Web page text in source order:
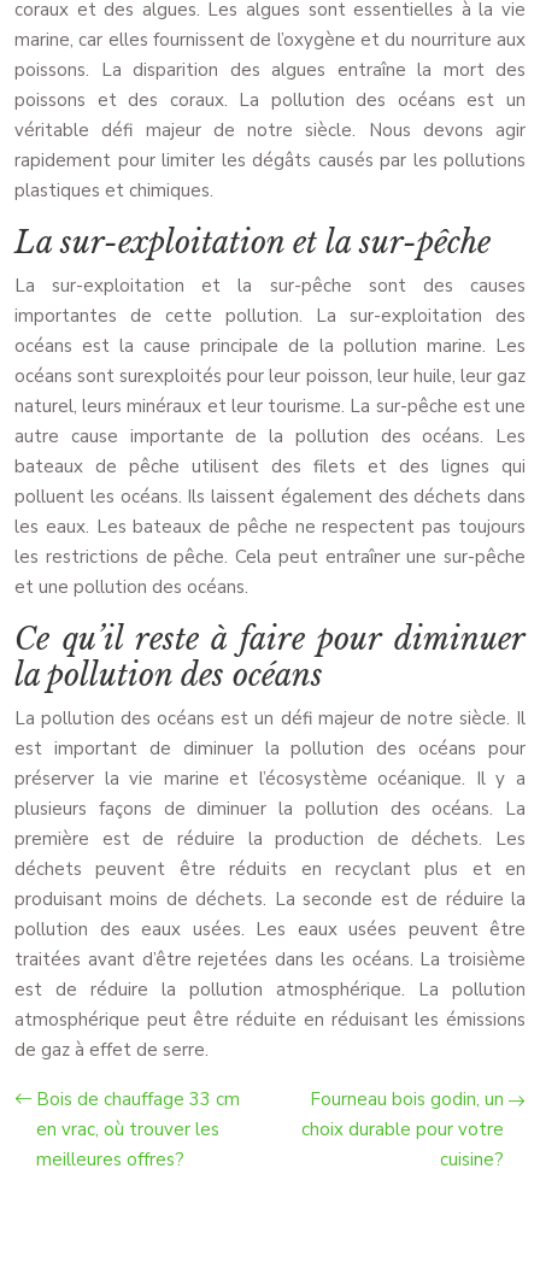
coraux et des algues. Les algues sont essentielles à la vie
marine, car elles fournissent de l’oxygène et du nourriture aux
poissons. La disparition des algues entraîne la mort des
poissons et des coraux. La pollution des océans est un
véritable défi majeur de notre siècle. Nous devons agir
rapidement pour limiter les dégâts causés par les pollutions
plastiques et chimiques.
La sur-exploitation et la sur-pêche
La sur-exploitation et la sur-pêche sont des causes
importantes de cette pollution. La sur-exploitation des
océans est la cause principale de la pollution marine. Les
océans sont surexploités pour leur poisson, leur huile, leur gaz
naturel, leurs minéraux et leur tourisme. La sur-pêche est une
autre cause importante de la pollution des océans. Les
bateaux de pêche utilisent des filets et des lignes qui
polluent les océans. Ils laissent également des déchets dans
les eaux. Les bateaux de pêche ne respectent pas toujours
les restrictions de pêche. Cela peut entraîner une sur-pêche
et une pollution des océans.
Ce qu’il reste à faire pour diminuer
la pollution des océans
La pollution des océans est un défi majeur de notre siècle. Il
est important de diminuer la pollution des océans pour
préserver la vie marine et l’écosystème océanique. Il y a
plusieurs façons de diminuer la pollution des océans. La
première est de réduire la production de déchets. Les
déchets peuvent être réduits en recyclant plus et en
produisant moins de déchets. La seconde est de réduire la
pollution des eaux usées. Les eaux usées peuvent être
traitées avant d’être rejetées dans les océans. La troisième
est de réduire la pollution atmosphérique. La pollution
atmosphérique peut être réduite en réduisant les émissions
de gaz à effet de serre.
Bois de chauffage 33 cm
en vrac, où trouver les
meilleures offres?
Fourneau bois godin, un
choix durable pour votre
cuisine?